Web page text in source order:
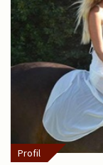
Profil